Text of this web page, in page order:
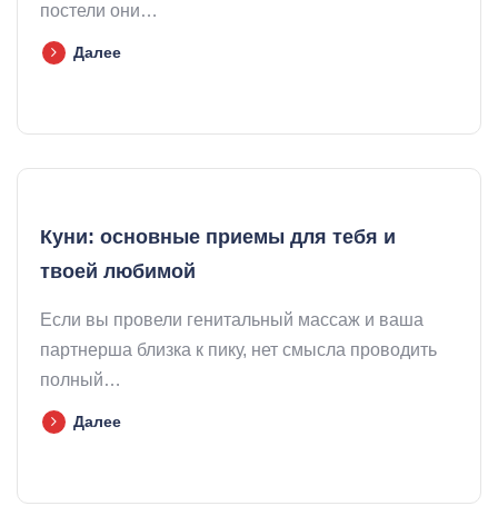
постели они…
Далее
Куни: основные приемы для тебя и
твоей любимой
Если вы провели генитальный массаж и ваша
партнерша близка к пику, нет смысла проводить
полный…
Далее